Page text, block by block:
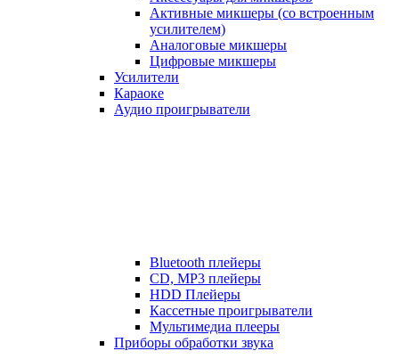
Активные микшеры (со встроенным
усилителем)
Аналоговые микшеры
Цифровые микшеры
Усилители
Караоке
Аудио проигрыватели
Bluetooth плейеры
CD, MP3 плейеры
HDD Плейеры
Кассетные проигрыватели
Мультимедиа плееры
Приборы обработки звука